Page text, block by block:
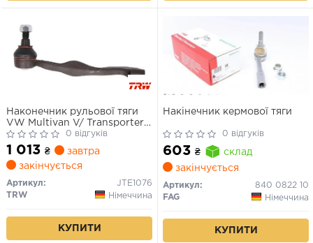
Наконечник рульової тяги
VW Multivan V/ Transporter
V "FR "03>>0 відгуків
1 013 ₴
завтра
закінчується
Артикул:
JTE1076
TRW
Німеччина
КУПИТИ
Накінечник кермової тяги
0 відгуків
603 ₴
склад
закінчується
Артикул:
840 0822 10
FAG
Німеччина
КУПИТИ